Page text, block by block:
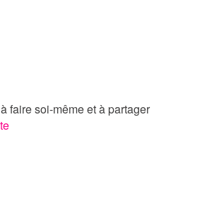
faire soi-même et à partager